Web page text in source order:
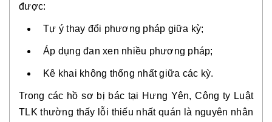
được:
Tự ý thay đổi phương pháp giữa kỳ;
Áp dụng đan xen nhiều phương pháp;
Kê khai không thống nhất giữa các kỳ.
Trong các hồ sơ bị bác tại Hưng Yên, Công ty Luật
TLK thường thấy lỗi thiếu nhất quán là nguyên nhân